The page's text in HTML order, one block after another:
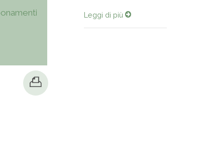
Leggi di più